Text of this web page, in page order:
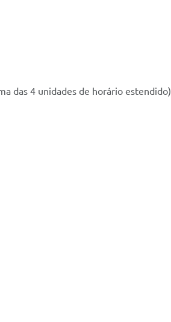
das 4 unidades de horário estendido)